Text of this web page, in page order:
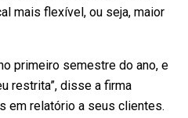
mais flexível, ou seja, maior
primeiro semestre do ano, e
restrita”, disse a firma
em relatório a seus clientes.